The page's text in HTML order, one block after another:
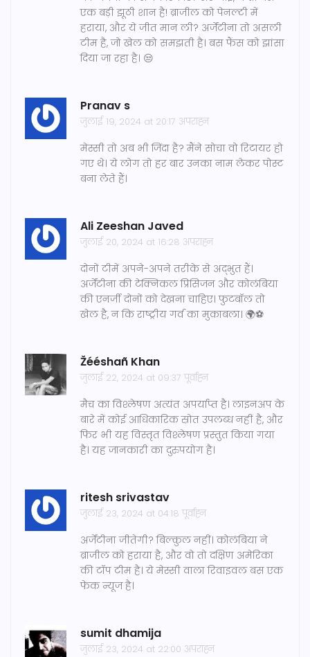
एक बड़ी झूठी शान है! ब्राजील को पेनल्टी में
हराया, और ये जीत मान ली? अर्जेंटीना तो असली
टीम है, जो खेल को समझती है। बस फैंस को झांसा
दिया जा रहा है। 😒
Pranav s
जुलाई 19, 2024 at 20:17 अपराह्न
मेस्सी तो अब भी जिंदा है? मैंने सोचा वो रिटायर हो
गए थे। ये लोग तो हर बार उनका नाम लेकर पोस्ट
बना लेते हैं।
Ali Zeeshan Javed
जुलाई 20, 2024 at 16:28 अपराह्न
दोनों टीमें अपने-अपने तरीके से अद्भुत हैं।
अर्जेंटीना की टेक्निकल प्रिसिजन और कोलंबिया
की एनर्जी दोनों को देखना चाहिए। फुटबॉल तो
खेल है, न कि राष्ट्रीय गर्व का मुकाबला। 🌍⚽
Žééshañ Khan
जुलाई 22, 2024 at 09:37 पूर्वाह्न
मैच का विश्लेषण अत्यंत अपर्याप्त है। लाइनअप के
बारे में कोई आधिकारिक स्रोत उपलब्ध नहीं है, और
फिर भी यह विस्तृत विश्लेषण प्रस्तुत किया गया
है। यह जानकारी का दुरुपयोग है।
ritesh srivastav
जुलाई 23, 2024 at 04:18 पूर्वाह्न
अर्जेंटीना जीतेगी? बिल्कुल नहीं। कोलंबिया ने
ब्राजील को हराया है, और वो तो दक्षिण अमेरिका
की टॉप टीम है। ये मेस्सी वाला रिवाइवल बस एक
फेक न्यूज है।
sumit dhamija
जुलाई 23, 2024 at 22:00 अपराह्न